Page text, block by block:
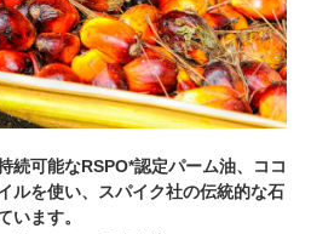
可能なRSPO*認定パーム油、ココ
ルを使い、スパイク社の伝統的な石
います。